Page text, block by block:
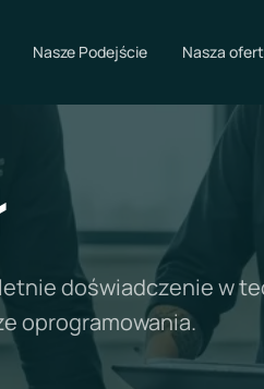
Nasze Podejście Nasza
doświadczenie w
oprogramowania.